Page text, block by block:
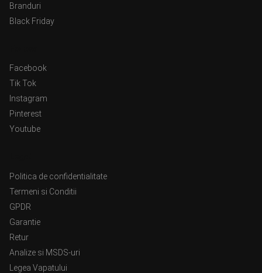
Branduri
Black Friday
Facebook
Tik Tok
Instagram
Pinterest
Youtube
Politica de confidentialitate
Termeni si Conditii
GPDR
Garantie
Retur
Analize si MSDS-uri
Legea Vapatului